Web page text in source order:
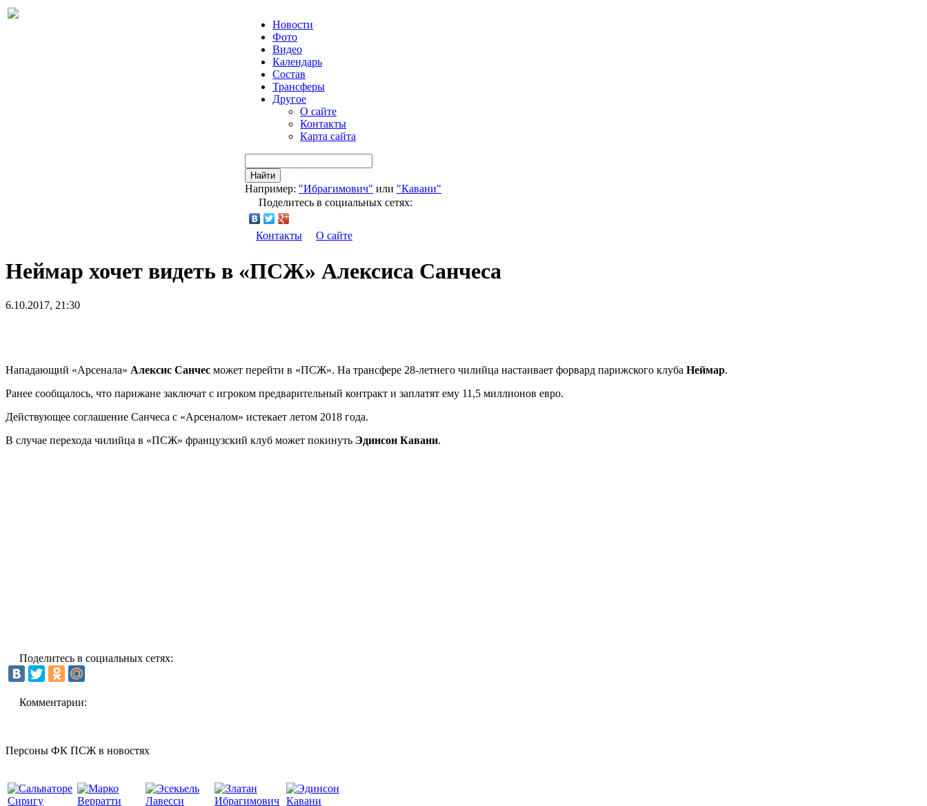
Новости
Фото
Видео
Календарь
Состав
Трансферы
Другое
О сайте
Контакты
Карта сайта
Найти
Например: "Ибрагимович" или "Кавани"
Поделитесь в социальных сетях:
Контакты О сайте
Неймар хочет видеть в «ПСЖ» Алексиса Санчеса
6.10.2017, 21:30
Нападающий «Арсенала» Алексис Санчес может перейти в «ПСЖ». На трансфере 28-летнего чилийца настаивает форвард парижского клуба Неймар.
Ранее сообщалось, что парижане заключат с игроком предварительный контракт и заплатят ему 11,5 миллионов евро.
Действующее соглашение Санчеса с «Арсеналом» истекает летом 2018 года.
В случае перехода чилийца в «ПСЖ» французский клуб может покинуть Эдинсон Кавани.
Поделитесь в социальных сетях:
Комментарии:
Персоны ФК ПСЖ в новостях